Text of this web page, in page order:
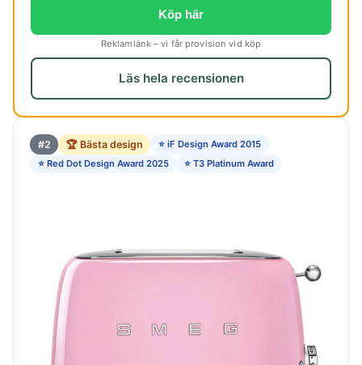
Köp här
Reklamlänk – vi får provision vid köp
Läs hela recensionen
#2 🏆 Bästa design
⭐ iF Design Award 2015
⭐ Red Dot Design Award 2025
⭐ T3 Platinum Award